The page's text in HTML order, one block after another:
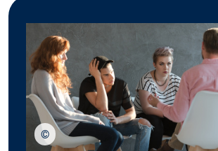
©
stock.adobe.com/Photographee.eu